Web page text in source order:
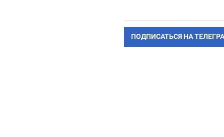
ПОДПИСАТЬСЯ НА